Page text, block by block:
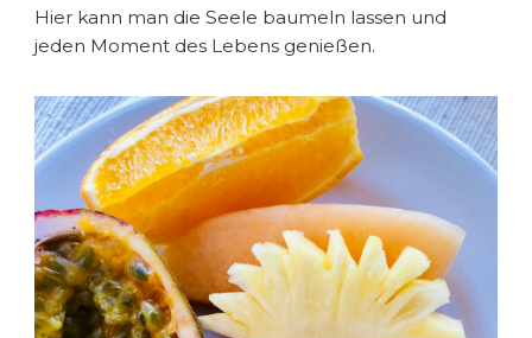
Hier kann man die Seele baumeln lassen und
jeden Moment des Lebens genießen.